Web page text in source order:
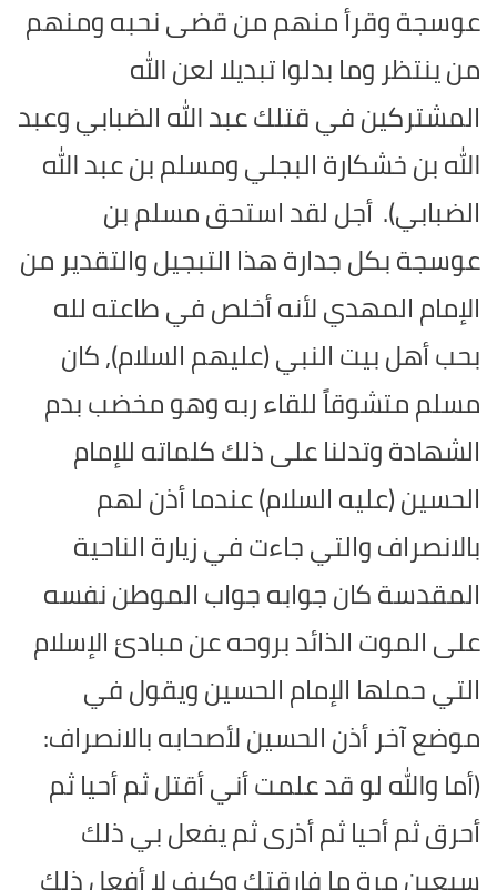
عوسجة وقرأ منهم من قضى نحبه ومنهم
من ينتظر وما بدلوا تبديلا لعن الله
المشتركين في قتلك عبد الله الضبابي وعبد
الله بن خشكارة البجلي ومسلم بن عبد الله
الضبابي). أجل لقد استحق مسلم بن
عوسجة بكل جدارة هذا التبجيل والتقدير من
الإمام المهدي لأنه أخلص في طاعته لله
بحب أهل بيت النبي (عليهم السلام), كان
مسلم متشوقاً للقاء ربه وهو مخضب بدم
الشهادة وتدلنا على ذلك كلماته للإمام
الحسين (عليه السلام) عندما أذن لهم
بالانصراف والتي جاءت في زيارة الناحية
المقدسة كان جوابه جواب الموطن نفسه
على الموت الذائد بروحه عن مبادئ الإسلام
التي حملها الإمام الحسين ويقول في
موضع آخر أذن الحسين لأصحابه بالانصراف:
(أما والله لو قد علمت أني أقتل ثم أحيا ثم
أحرق ثم أحيا ثم أذرى ثم يفعل بي ذلك